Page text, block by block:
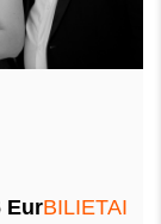
EurBILIETAI